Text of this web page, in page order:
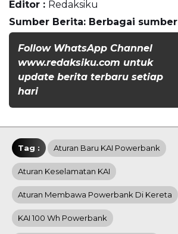
Editor : Redaksiku
Sumber Berita: Berbagai sumber
Follow WhatsApp Channel
www.redaksiku.com untuk
update berita terbaru setiap
hari
Tag : Aturan Baru KAI Powerbank
Aturan Keselamatan KAI
Aturan Membawa Powerbank Di Kereta
KAI 100 Wh Powerbank